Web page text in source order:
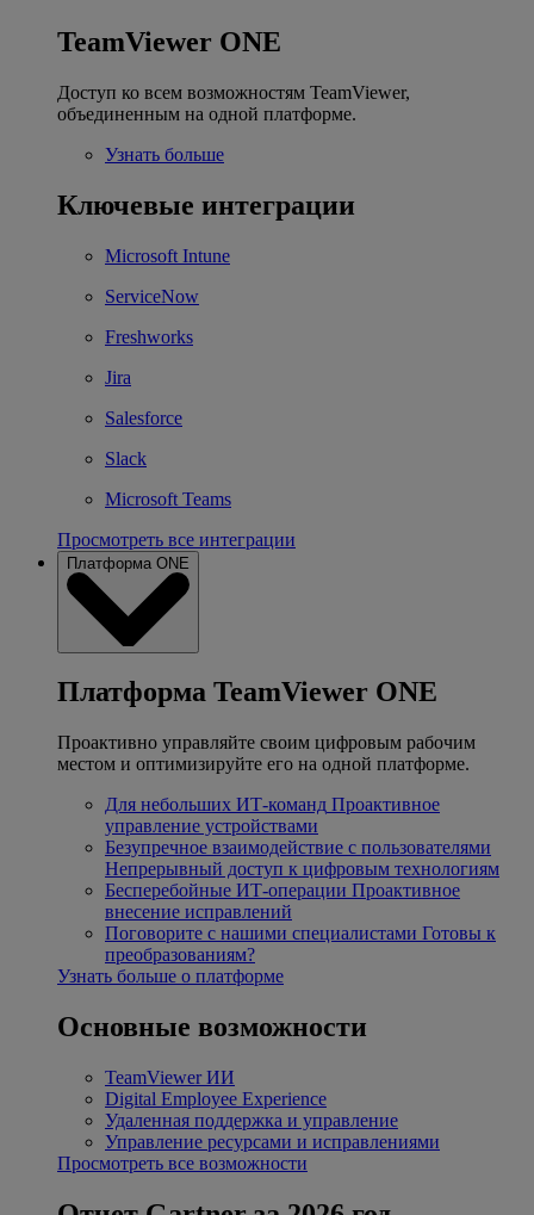
TeamViewer ONE
Доступ ко всем возможностям TeamViewer,
объединенным на одной платформе.
Узнать больше
Ключевые интеграции
Microsoft Intune
ServiceNow
Freshworks
Jira
Salesforce
Slack
Microsoft Teams
Просмотреть все интеграции
Платформа ONE
Платформа TeamViewer ONE
Проактивно управляйте своим цифровым рабочим
местом и оптимизируйте его на одной платформе.
Для небольших ИТ-команд Проактивное
управление устройствами
Безупречное взаимодействие с пользователями
Непрерывный доступ к цифровым технологиям
Бесперебойные ИТ-операции Проактивное
внесение исправлений
Поговорите с нашими специалистами Готовы к
преобразованиям?
Узнать больше о платформе
Основные возможности
TeamViewer ИИ
Digital Employee Experience
Удаленная поддержка и управление
Управление ресурсами и исправлениями
Просмотреть все возможности